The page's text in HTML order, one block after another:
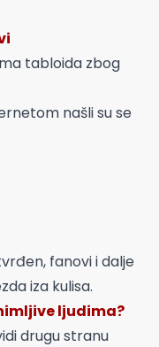
tabloida zbog
našli su se
fanovi i dalje
iza kulisa.
ljudima?
drugu stranu